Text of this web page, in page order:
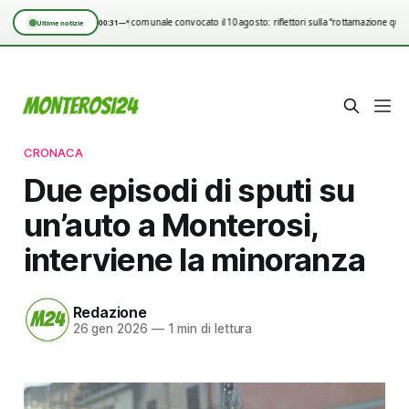
Ultime notizie 00:31—°
Consiglio comunale convocato il 10 agosto: riflettori sulla “rottamazione
CRONACA
Due episodi di sputi su
un’auto a Monterosi,
interviene la minoranza
Redazione
26 gen 2026 —1 min di lettura